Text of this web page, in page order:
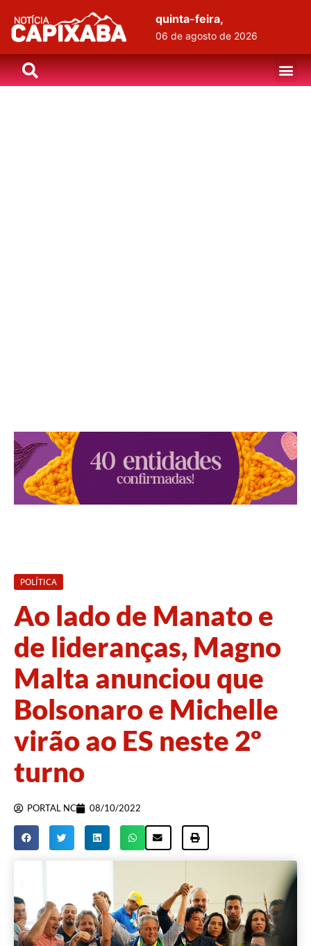
quinta-feira,
06 de agosto de 2026
POLÍTICA
Ao lado de Manato e
de lideranças, Magno
Malta anunciou que
Bolsonaro e Michelle
virão ao ES neste 2º
turno
PORTAL NC 08/10/2022